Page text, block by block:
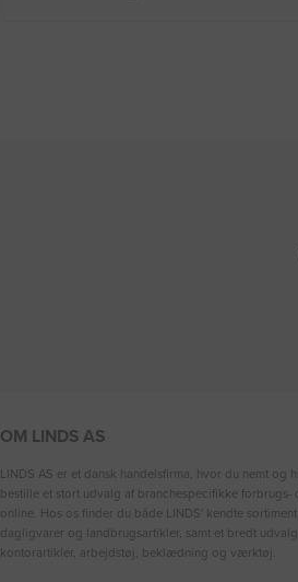
OM LINDS AS
LINDS AS er et dansk handelsfirma, hvor du nemt og
bestille et stort udvalg af branchespecifikke forbrugs-
online. Hos os finder du både LINDS′ kendte
dagligvarer og landbrugsartikler, samt et bredt
kontorartikler, arbejdstøj, beklædning og værktøj.